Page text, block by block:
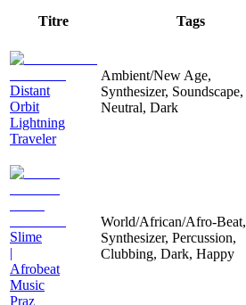
Titre Tags
Distant
Orbit
Lightning
Traveler
Ambient/New Age,
Synthesizer, Soundscape,
Neutral, Dark
Slime
|
Afrobeat
Music
Praz
World/African/Afro-Beat,
Synthesizer, Percussion,
Clubbing, Dark, Happy